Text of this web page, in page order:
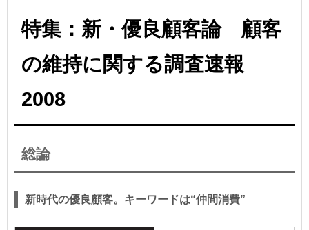
特集：新・優良顧客論 顧客
の維持に関する調査速報
2008
総論
新時代の優良顧客。キーワードは“仲間消費”